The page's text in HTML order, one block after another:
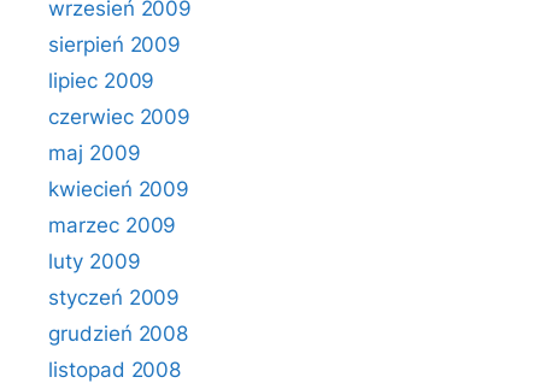
wrzesień 2009
sierpień 2009
lipiec 2009
czerwiec 2009
maj 2009
kwiecień 2009
marzec 2009
luty 2009
styczeń 2009
grudzień 2008
listopad 2008